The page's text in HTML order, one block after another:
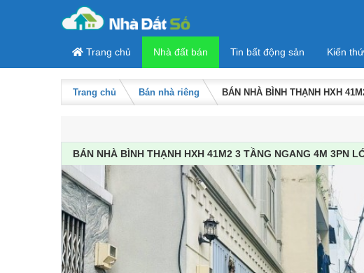
Trang chủ Nhà đất bán Tin bất động sản Kiến
Trang chủ Bán nhà riêng BÁN NHÀ BÌNH THẠNH HXH
BÁN NHÀ BÌNH THẠNH HXH 41M2 3 TẦNG NGANG 4M 3PN